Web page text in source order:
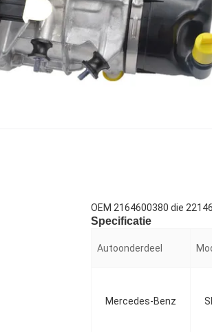
OEM 2164600380 die
Specificatie
Autoonderdeel
Mercedes-Benz